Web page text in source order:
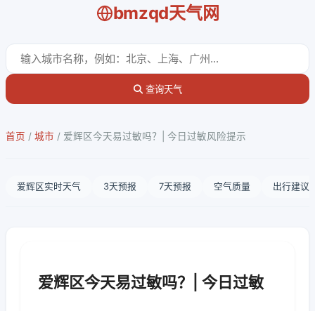
bmzqd天气网
查询天气
首页 / 城市 / 爱辉区今天易过敏吗？| 今日过敏风险提示
爱辉区实时天气 3天预报 7天预报 空气质量 出行建议
爱辉区今天易过敏吗？| 今日过敏